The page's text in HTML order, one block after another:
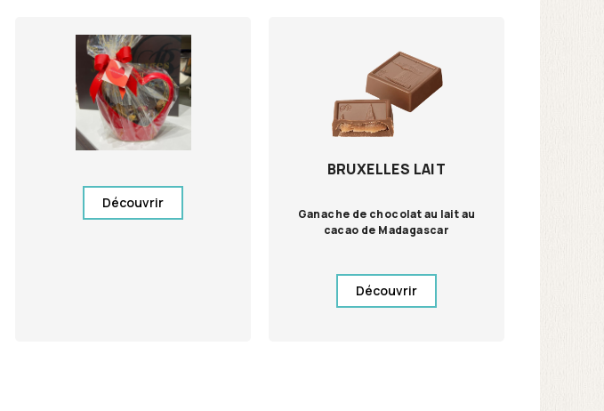
Découvrir
BRUXELLES LAIT
Ganache de chocolat au lait au
cacao de Madagascar
Découvrir